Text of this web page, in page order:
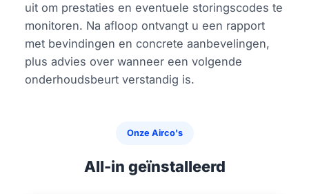
uit om prestaties en eventuele storingscodes te
monitoren. Na afloop ontvangt u een rapport
met bevindingen en concrete aanbevelingen,
plus advies over wanneer een volgende
onderhoudsbeurt verstandig is.
Onze Airco's
All-in geïnstalleerd